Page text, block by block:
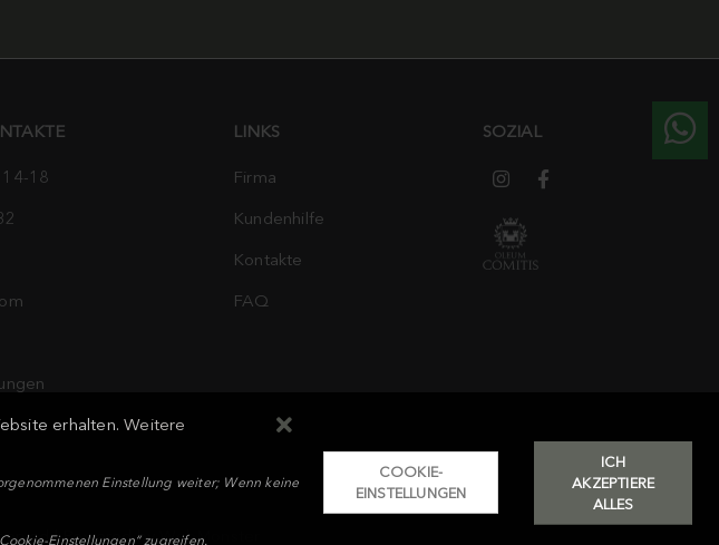
14-18
LINKS
Firma
Kundenhilfe
Kontakte
FAQ
SOZIAL
| Powered byWebMonster
erhalten.Weitere
Einstellung weiter; Wenn keine
Einstellungen“ zugreifen.
COOKIE-
EINSTELLUNGEN
ICH
AKZEPTIERE
ALLES